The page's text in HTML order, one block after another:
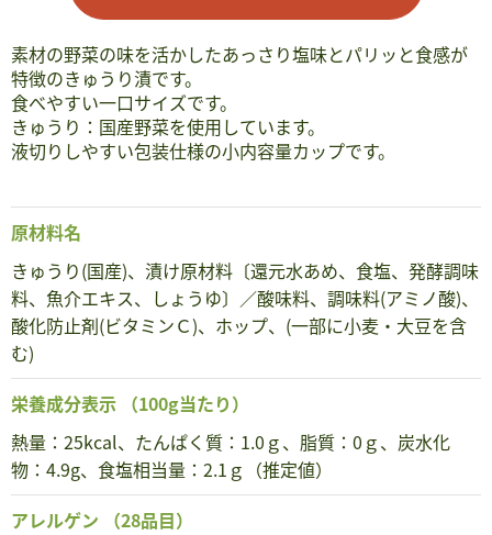
素材の野菜の味を活かしたあっさり塩味とパリッと食感が
特徴のきゅうり漬です。
食べやすい一口サイズです。
きゅうり：国産野菜を使用しています。
液切りしやすい包装仕様の小内容量カップです。
原材料名
きゅうり(国産)、漬け原材料〔還元水あめ、食塩、発酵調味
料、魚介エキス、しょうゆ〕／酸味料、調味料(アミノ酸)、
酸化防止剤(ビタミンＣ)、ホップ、(一部に小麦・大豆を含
む)
栄養成分表示 （100g当たり）
熱量：25kcal、たんぱく質：1.0ｇ、脂質：0ｇ、炭水化
物：4.9g、食塩相当量：2.1ｇ（推定値）
アレルゲン （28品目）